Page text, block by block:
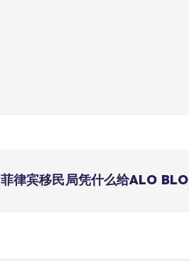
菲律宾移民局凭什么给ALO BLO